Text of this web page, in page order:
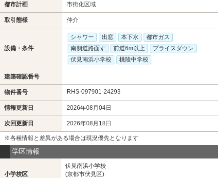
都市計画 市街化区域
取引態様 仲介
設備・条件
シャワー 出窓 本下水
都市ガス
南側道路面す
前道6m以上
プライスダウン
伏見南浜小学校
桃陵中学校
建築確認番号
物件番号 RHS-097901-24293
情報更新日 2026年08月04日
次回更新日 2026年08月18日
※各種情報と差異がある場合は現況優先となります
学区情報
小学校区
伏見南浜小学校
(京都市伏見区)